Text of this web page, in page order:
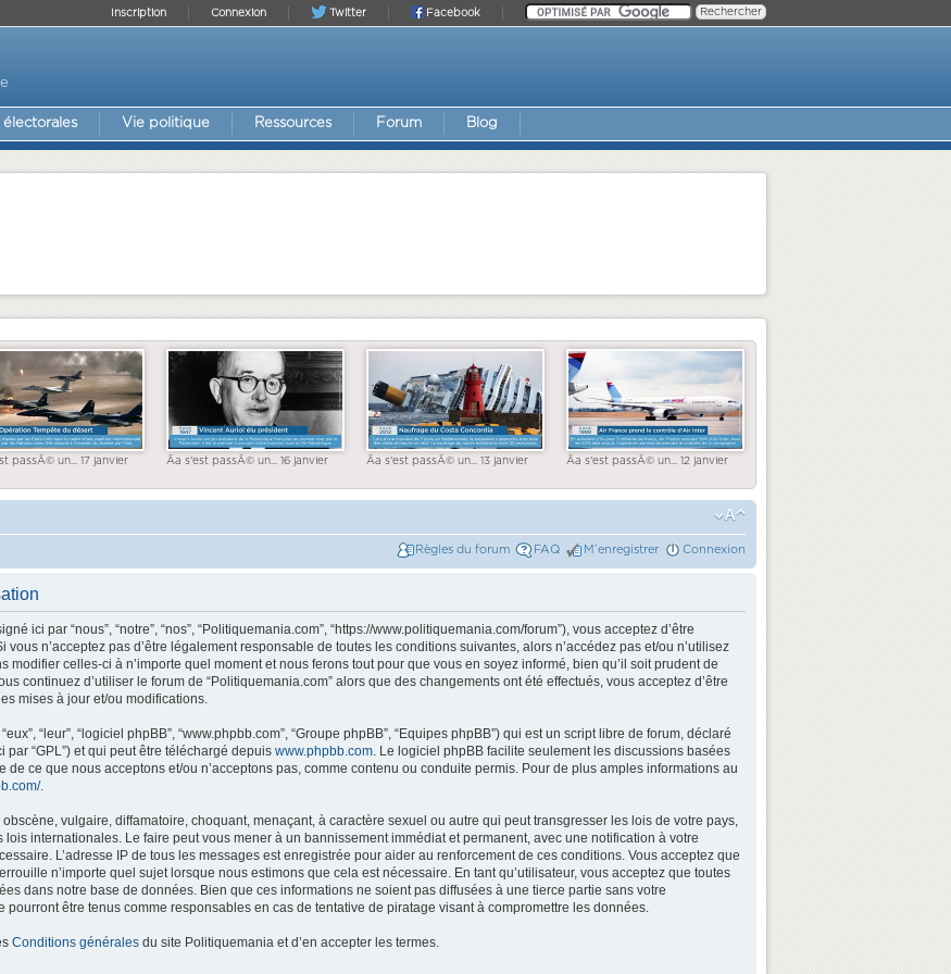
Facebook
Twitter
Connexion
Inscription
électorales Vie politique Ressources Forum Blog
passÃ© un... 17 janvier Ãa s'est passÃ© un... 16 janvier Ãa s'est passÃ© un... 13 janvier Ãa s'est passÃ© un... 12 janvier
Règles du forum FAQ M’enregistrer Connexion
ici par “nous”, “notre”, “nos”, “Politiquemania.com”, “https://www.politiquemania.com/forum”), vous acceptez d’être
n’acceptez pas d’être légalement responsable de toutes les conditions suivantes, alors n’accédez pas et/ou n’utilisez
modifier celles-ci à n’importe quel moment et nous ferons tout pour que vous en soyez informé, bien qu’il soit prudent de
continuez d’utiliser le forum de “Politiquemania.com” alors que des changements ont été effectués, vous acceptez d’être
mises à jour et/ou modifications.
“leur”, “logiciel phpBB”, “www.phpbb.com”, “Groupe phpBB”, “Equipes phpBB”) qui est un script libre de forum, déclaré
par “GPL”) et qui peut être téléchargé depuis www.phpbb.com. Le logiciel phpBB facilite seulement les discussions basées
de ce que nous acceptons et/ou n’acceptons pas, comme contenu ou conduite permis. Pour de plus amples informations au
.
vulgaire, diffamatoire, choquant, menaçant, à caractère sexuel ou autre qui peut transgresser les lois de votre pays,
internationales. Le faire peut vous mener à un bannissement immédiat et permanent, avec une notification à votre
L’adresse IP de tous les messages est enregistrée pour aider au renforcement de ces conditions. Vous acceptez que
n’importe quel sujet lorsque nous estimons que cela est nécessaire. En tant qu’utilisateur, vous acceptez que toutes
dans notre base de données. Bien que ces informations ne soient pas diffusées à une tierce partie sans votre
pourront être tenus comme responsables en cas de tentative de piratage visant à compromettre les données.
Conditions générales du site Politiquemania et d’en accepter les termes.